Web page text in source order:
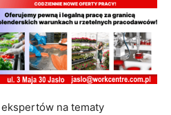
na tematy